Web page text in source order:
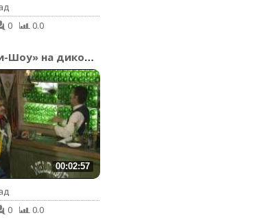
0 0.0
«Маски-Шоу» на диком за...
00:02:57
0 0.0